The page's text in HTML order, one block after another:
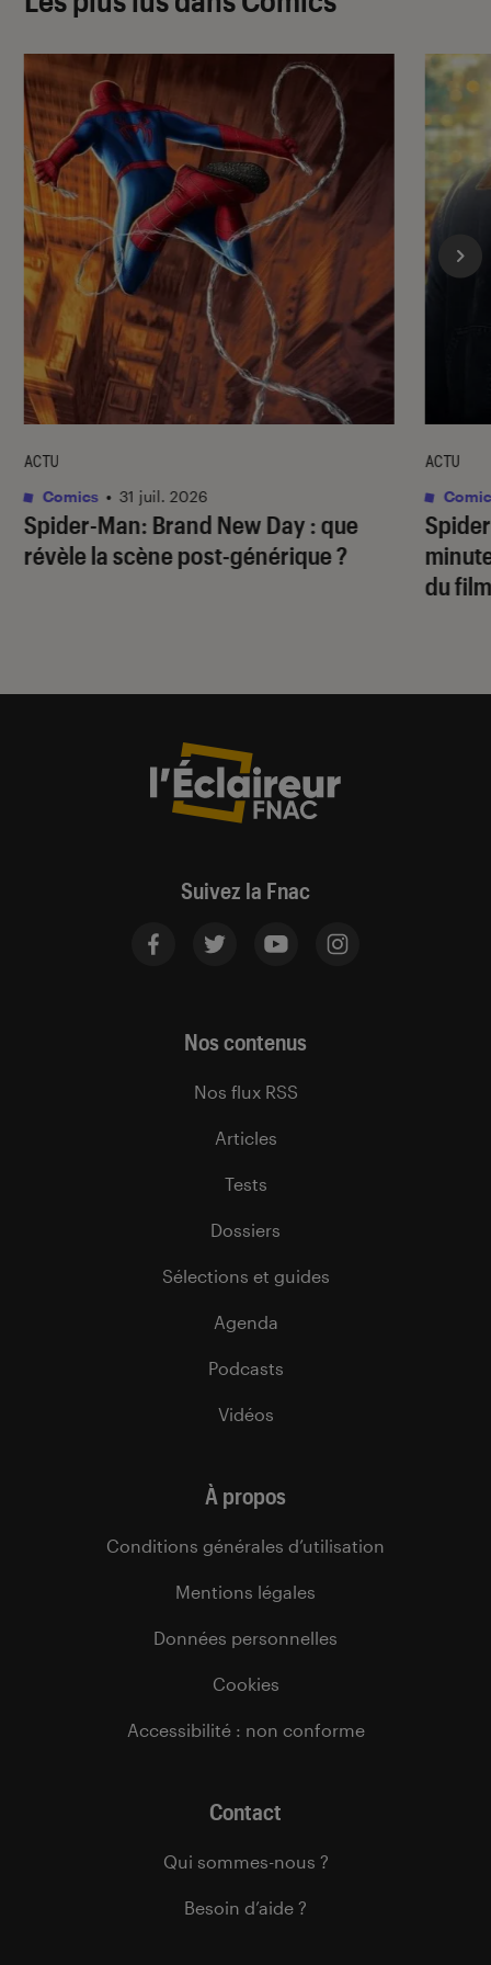
Spider-Man: Brand New Day : que
révèle la scène post-générique ?
ACTU
Comics • 31 juil. 2026
du
ACTU
Suivez la Fnac
Nos contenus
Nos flux RSS
Articles
Tests
Dossiers
Sélections et guides
Agenda
Podcasts
Vidéos
À propos
Conditions générales d’utilisation
Mentions légales
Données personnelles
Cookies
Accessibilité : non conforme
Contact
Qui sommes-nous ?
Besoin d’aide ?